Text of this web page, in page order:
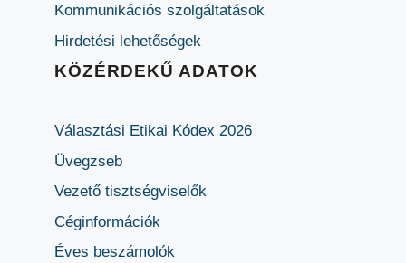
Kommunikációs szolgáltatások
Hirdetési lehetőségek
KÖZÉRDEKŰ ADATOK
Választási Etikai Kódex 2026
Üvegzseb
Vezető tisztségviselők
Céginformációk
Éves beszámolók